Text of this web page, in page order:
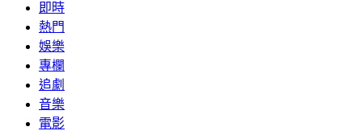
即時
熱門
娛樂
專欄
追劇
音樂
電影